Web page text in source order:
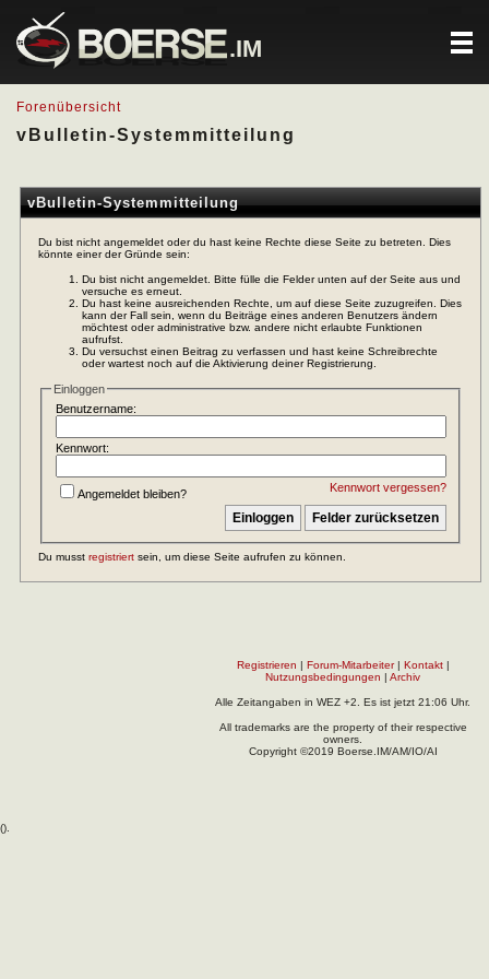
.IM
Forenübersicht
vBulletin-Systemmitteilung
vBulletin-Systemmitteilung
Du bist nicht angemeldet oder du hast keine Rechte diese Seite zu betreten. Dies
könnte einer der Gründe sein:
Du bist nicht angemeldet. Bitte fülle die Felder unten auf der Seite aus und
versuche es erneut.
Du hast keine ausreichenden Rechte, um auf diese Seite zuzugreifen. Dies
kann der Fall sein, wenn du Beiträge eines anderen Benutzers ändern
möchtest oder administrative bzw. andere nicht erlaubte Funktionen
aufrufst.
Du versuchst einen Beitrag zu verfassen und hast keine Schreibrechte
oder wartest noch auf die Aktivierung deiner Registrierung.
Einloggen
Benutzername:
Kennwort:
Kennwort vergessen?
Angemeldet bleiben?
Du musst registriert sein, um diese Seite aufrufen zu können.
Registrieren | Forum-Mitarbeiter| Kontakt|
Nutzungsbedingungen | Archiv
Alle Zeitangaben in WEZ +2. Es ist jetzt 21:06 Uhr.
All trademarks are the property of their respective
owners.
Copyright ©2019 Boerse.IM/AM/IO/AI
().